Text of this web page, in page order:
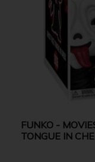
FUNKO -
TONGUE IN